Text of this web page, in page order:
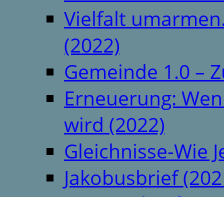
Vielfalt
(2022)
Gemeinde 1.0 –
Erneuerung:
wird (2022)
Gleichnisse-Wie
Jakobusbrief